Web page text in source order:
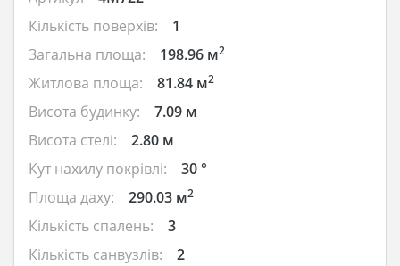
Кількість поверхів:
1
Загальна площа:
198.96 м2
Житлова площа: 81.84 м2
Висота будинку:
7.09 м
Висота стелі:
2.80 м
Кут нахилу покрівлі:
30 °
Площа даху:
290.03 м2
Кількість спалень:
3
Кількість санвузлів:
2